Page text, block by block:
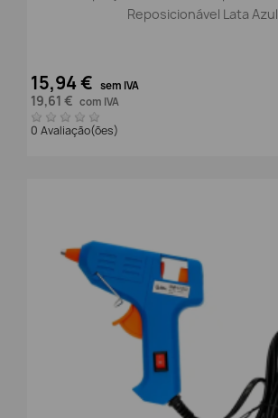
Reposicionável Lata Azul
15,94 € sem IVA
19,61 € com IVA
0 Avaliação(ões)